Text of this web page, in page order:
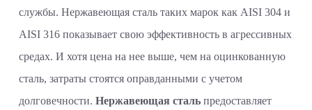
службы. Нержавеющая сталь таких марок как AISI 304 и
AISI 316 показывает свою эффективность в агрессивных
средах. И хотя цена на нее выше, чем на оцинкованную
сталь, затраты стоятся оправданными с учетом
долговечности. Нержавеющая сталь предоставляет